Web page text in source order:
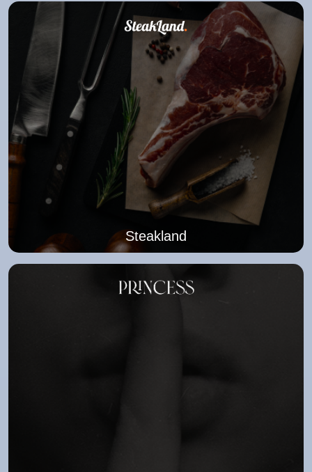
Steakland